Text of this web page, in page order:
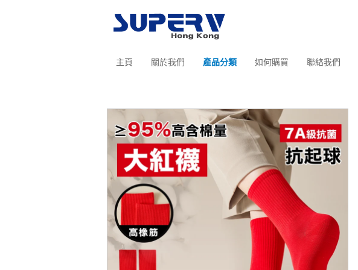
主頁 關於我們 產品分類 如何購買 聯絡我們